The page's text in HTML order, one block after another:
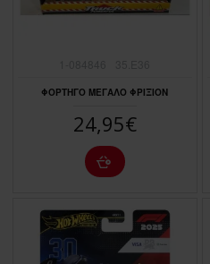
ΦΟΡΤΗΓΟ ΜΕΓΑΛΟ ΦΡΙΞΙΟΝ
24,95€